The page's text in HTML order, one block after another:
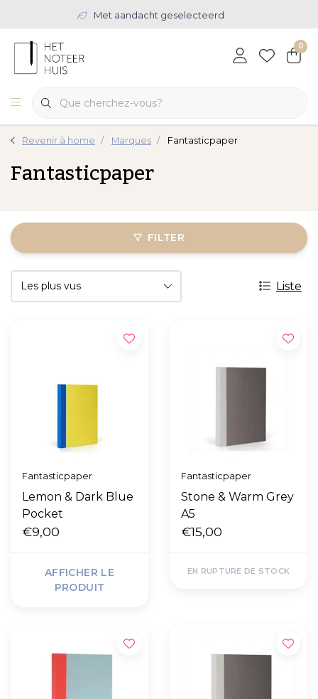
Met aandacht geselecteerd
0
Revenir à home Marques Fantasticpaper
Fantasticpaper
FILTER
Liste
Fantasticpaper
Lemon & Dark Blue
Pocket
€9,00
AFFICHER LE
PRODUIT
Fantasticpaper
Stone & Warm Grey
A5
€15,00
EN RUPTURE DE STOCK